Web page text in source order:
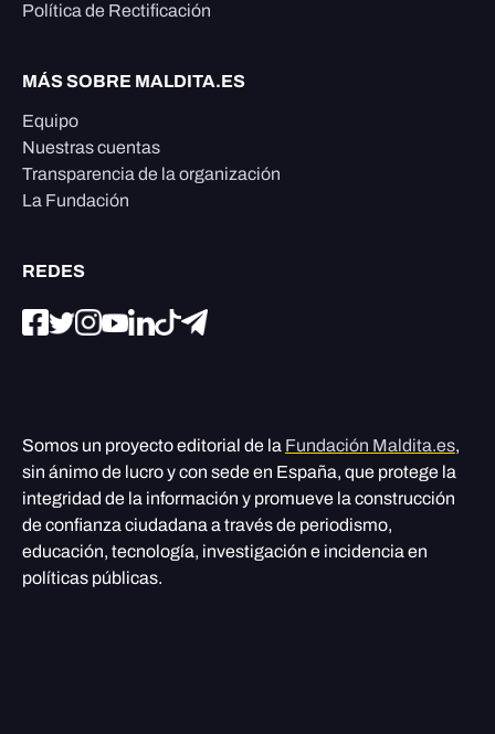
Política de Rectificación
MÁS SOBRE MALDITA.ES
Equipo
Nuestras cuentas
Transparencia de la organización
La Fundación
REDES
Somos un proyecto editorial de la Fundación Maldita.es,
sin ánimo de lucro y con sede en España, que protege la
integridad de la información y promueve la construcción
de confianza ciudadana a través de periodismo,
educación, tecnología, investigación e incidencia en
políticas públicas.